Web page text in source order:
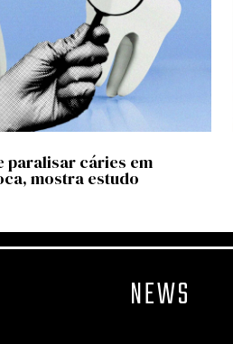
paralisar cáries em
mostra estudo
NEWS